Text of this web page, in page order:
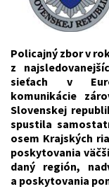
Policajný zbor v
z
sieťach v
komunikácie
Slovenskej
spustila
osem Krajských
poskytovania
daný región,
a poskytovania